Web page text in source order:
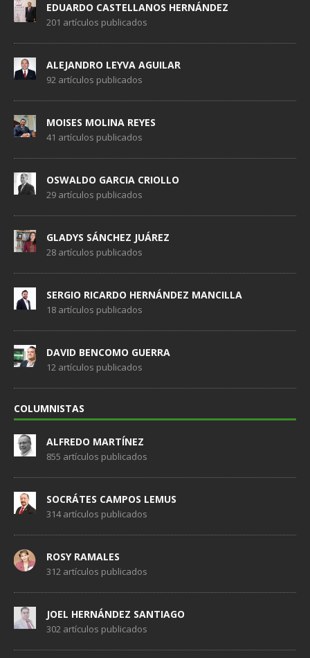
EDUARDO CASTELLANOS HERNÁNDEZ
201 artículos publicados
ALEJANDRO LEYVA AGUILAR
92 artículos publicados
MOISES MOLINA REYES
41 artículos publicados
OSWALDO GARCIA CRIOLLO
29 artículos publicados
GLADYS SÁNCHEZ JUÁREZ
28 artículos publicados
SERGIO RICARDO HERNÁNDEZ MANCILLA
18 artículos publicados
DAVID BENCOMO GUERRA
12 artículos publicados
COLUMNISTAS
ALFREDO MARTÍNEZ
855 artículos publicados
SOCRÁTES CAMPOS LEMUS
314 artículos publicados
ROSY RAMALES
312 artículos publicados
JOEL HERNÁNDEZ SANTIAGO
302 artículos publicados